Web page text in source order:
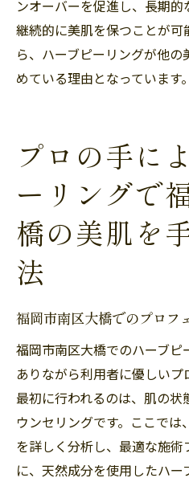
ンオーバーを促進し、長期的
継続的に美肌を保つことが
ら、ハーブピーリングが他
めている理由となっています。
プロの手に
ーリングで
橋の美肌を
法
福岡市南区大橋でのプロフ
福岡市南区大橋でのハーブ
ありながら利用者に優しいプ
最初に行われるのは、肌の
ウンセリングです。ここで
を詳しく分析し、最適な施術
に、天然成分を使用したハ